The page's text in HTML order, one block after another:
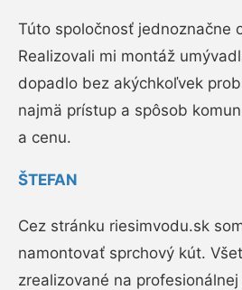
Túto spoločnosť jednoznačne
Realizovali mi montáž
dopadlo bez akýchkoľvek
najmä prístup a spôsob
a cenu.
ŠTEFAN
Cez stránku riesimvodu.sk
namontovať sprchový kút.
zrealizované na